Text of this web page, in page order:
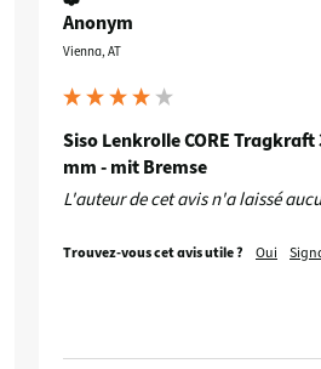
Anonym
Vienna, AT
Siso Lenkrolle CORE
mm - mit Bremse
L'auteur de cet avis n'a laissé
Trouvez-vous cet avis utile ? Oui